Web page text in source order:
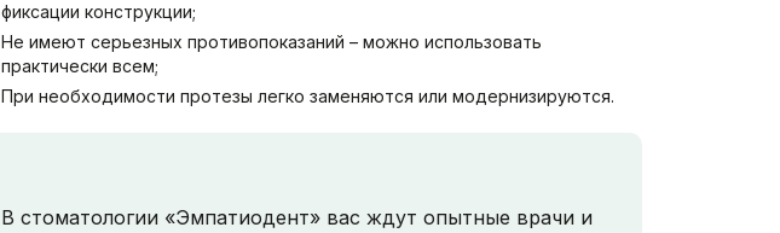
фиксации конструкции;
Не имеют серьезных противопоказаний – можно использовать
практически всем;
При необходимости протезы легко заменяются или модернизируются.
В стоматологии «Эмпатиодент» вас ждут опытные врачи и